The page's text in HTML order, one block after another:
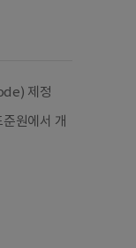
제정
원에서 개